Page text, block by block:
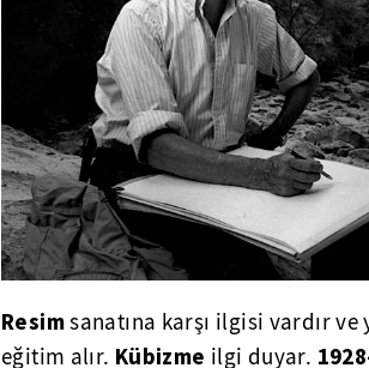
Resimsanatına karşı ilgisi vardır ve
eğitim alır. Kübizme ilgi duyar.